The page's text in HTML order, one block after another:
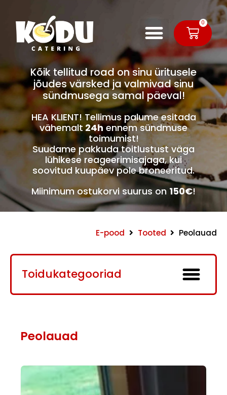
0
Kõik tellitud road on sinu üritusele
jõudes värsked ja valmivad sinu
sündmusega samal päeval!
HEA KLIENT! Tellimus palume esitada
vähemalt24hennem sündmuse
toimumist!
Suudame pakkuda toitlustust väga
lühikese reageerimisajaga, kui
soovitud kuupäev pole broneeritud.
Miinimum ostukorvi suurus on 150€!
E-pood Tooted Peolauad
Toidukategooriad
Peolauad